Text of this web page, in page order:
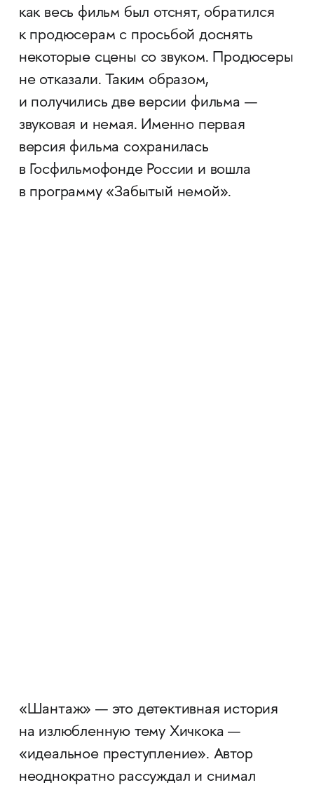
как весь фильм был отснят, обратился
к продюсерам с просьбой доснять
некоторые сцены со звуком. Продюсеры
не отказали. Таким образом,
и получились две версии фильма —
звуковая и немая. Именно первая
версия фильма сохранилась
в Госфильмофонде России и вошла
в программу «Забытый немой».
«Шантаж» — это детективная история
на излюбленную тему Хичкока —
«идеальное преступление». Автор
неоднократно рассуждал и снимал